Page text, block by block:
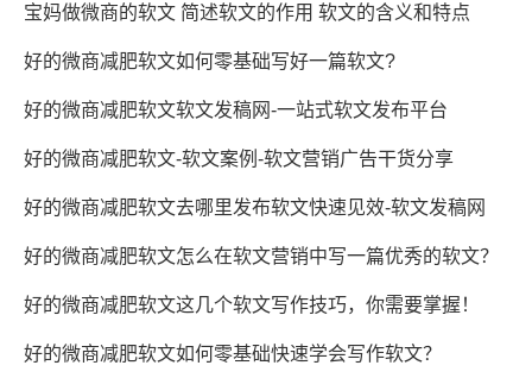
宝妈做微商的软文 简述软文的作用 软文的含义和特点
好的微商减肥软文如何零基础写好一篇软文?
好的微商减肥软文软文发稿网-一站式软文发布平台
好的微商减肥软文-软文案例-软文营销广告干货分享
好的微商减肥软文去哪里发布软文快速见效-软文发稿网
好的微商减肥软文怎么在软文营销中写一篇优秀的软文？
好的微商减肥软文这几个软文写作技巧，你需要掌握！
好的微商减肥软文如何零基础快速学会写作软文？